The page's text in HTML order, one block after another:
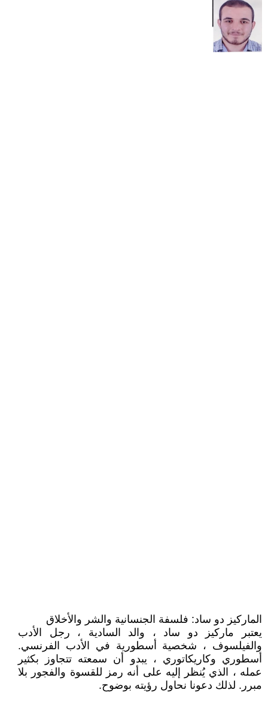
الماركيز دو ساد: فلسفة الجنسانية والشر والأخلاق
يعتبر ماركيز دو ساد ، والد السادية ، رجل الأدب
والفيلسوف ، شخصية أسطورية في الأدب الفرنسي.
أسطوري وكاريكاتوري ، يبدو أن سمعته تتجاوز بكثير
عمله ، الذي يُنظر إليه على أنه رمز للقسوة والفجور بلا
مبرر. لذلك دعونا نحاول رؤيته بوضوح.